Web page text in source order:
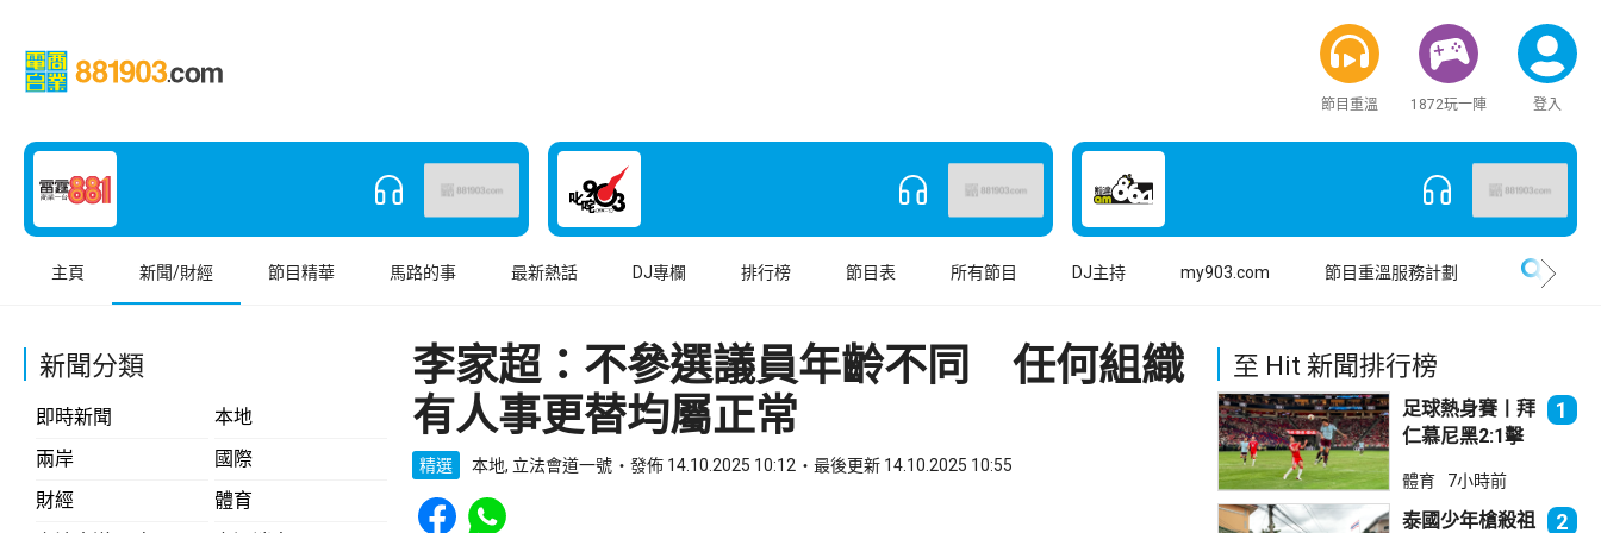
節目重溫 1872玩一陣 登入
主頁 新聞/財經 節目精華 馬路的事 最新熱話 DJ專欄 排行榜 節目表 所有節目 DJ主持 my903.com 節目重溫服務計劃
新聞分類
即時新聞
本地
兩岸
國際
財經
體育
李家超：不參選議員年齡不同 任何組織
有人事更替均屬正常
精選 本地, 立法會道一號 發佈 14.10.2025 10:12 最後更新 14.10.2025 10:55
Share to Facebook
Share to WhatsApp
至 Hit 新聞排行榜
足球熱身賽丨拜
仁慕尼黑2:1擊
1
體育 7小時前
泰國少年槍殺祖 2